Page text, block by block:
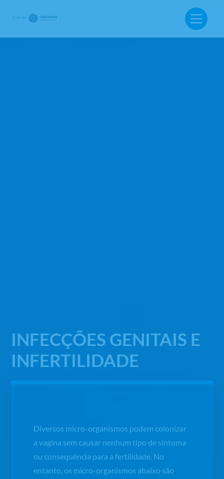
INFECÇÕES GENITAIS E
INFERTILIDADE
Diversos micro-organismos podem colonizar
a vagina sem causar nenhum tipo de sintoma
ou consequência para a fertilidade. No
entanto, os micro-organismos abaixo são